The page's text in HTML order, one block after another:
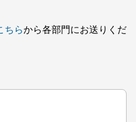
ちらから各部門にお送りくだ